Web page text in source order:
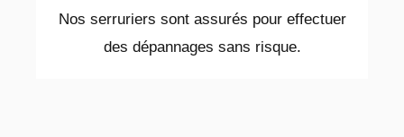
Nos serruriers sont assurés pour effectuer
des dépannages sans risque.